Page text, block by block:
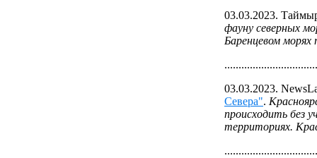
03.03.2023.
фауну северных
Баренцевом
03.03.2023.
Севера".
происходить без
территориях.